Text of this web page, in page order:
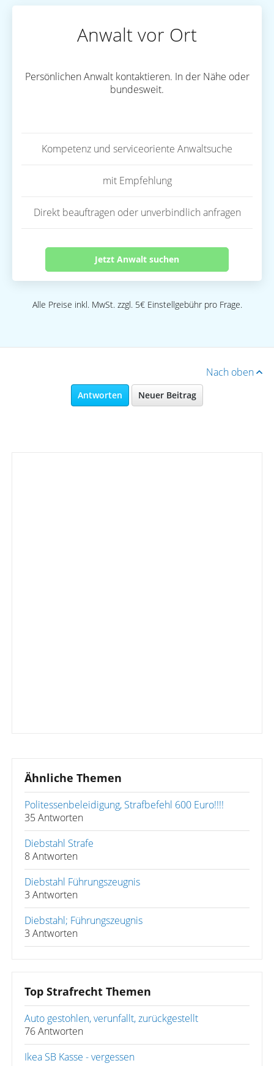
Anwalt vor Ort
Persönlichen Anwalt kontaktieren. In der Nähe oder
bundesweit.
Kompetenz und serviceoriente Anwaltsuche
mit Empfehlung
Direkt beauftragen oder unverbindlich anfragen
Jetzt Anwalt suchen
Alle Preise inkl. MwSt. zzgl. 5€ Einstellgebühr pro Frage.
Nach oben
Antworten Neuer Beitrag
Ähnliche Themen
Politessenbeleidigung, Strafbefehl 600 Euro!!!!
35 Antworten
Diebstahl Strafe
8 Antworten
Diebstahl Führungszeugnis
3 Antworten
Diebstahl; Führungszeugnis
3 Antworten
Top Strafrecht Themen
Auto gestohlen, verunfallt, zurückgestellt
76 Antworten
Ikea SB Kasse - vergessen